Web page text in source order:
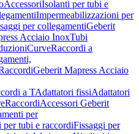
AccessoriIsolanti per tubi e
Impermeabilizzazioni per
per collegamentiGeberit
Acciaio InoxTubi
CurveRaccordi a
Geberit Mapress Acciaio
a TAdattatori fissiAdattatori
RaccordiAccessori Geberit
per
tubi e raccordiFissaggi per